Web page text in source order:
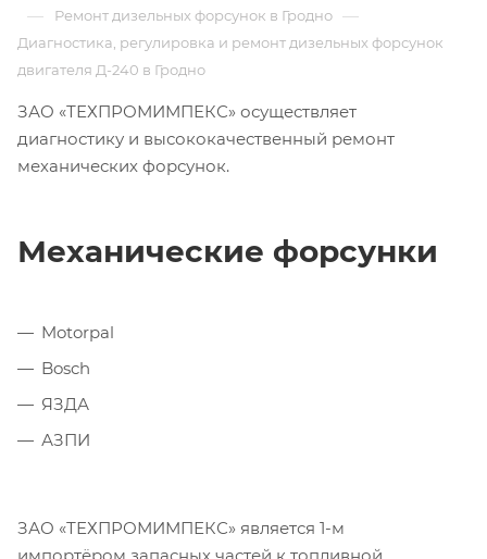
— Ремонт дизельных форсунок в Гродно —
Диагностика, регулировка и ремонт дизельных форсунок
двигателя Д-240 в Гродно
ЗАО «ТЕХПРОМИМПЕКС» осуществляет
диагностику и высококачественный ремонт
механических форсунок.
Механические форсунки
Motorpal
Bosch
ЯЗДА
АЗПИ
ЗАО «ТЕХПРОМИМПЕКС» является 1-м